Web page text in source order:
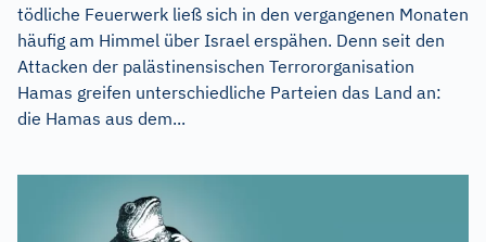
tödliche Feuerwerk ließ sich in den vergangenen Monaten
häufig am Himmel über Israel erspähen. Denn seit den
Attacken der palästinensischen Terrororganisation
Hamas greifen unterschiedliche Parteien das Land an:
die Hamas aus dem...